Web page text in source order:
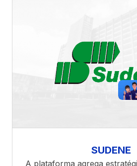
SUDENE
A plataforma agrega